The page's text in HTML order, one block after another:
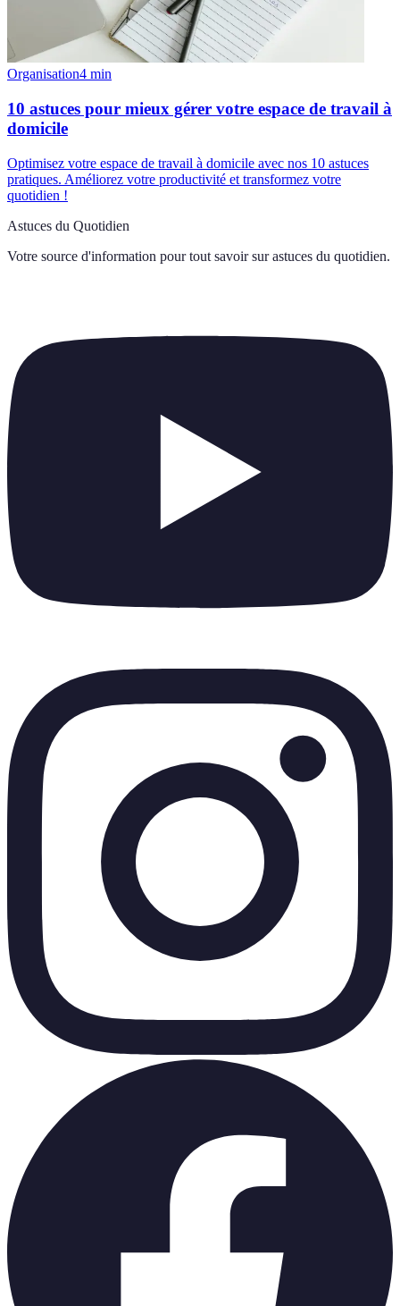
Organisation4 min
10 astuces pour mieux gérer votre espace de travail à
domicile
Optimisez votre espace de travail à domicile avec nos 10 astuces
pratiques. Améliorez votre productivité et transformez votre
quotidien !
Astuces du Quotidien
Votre source d'information pour tout savoir sur astuces du quotidien.